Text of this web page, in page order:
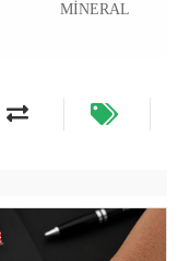
MİNERAL